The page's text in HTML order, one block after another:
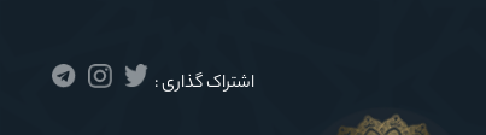
اشتراک گذاری :